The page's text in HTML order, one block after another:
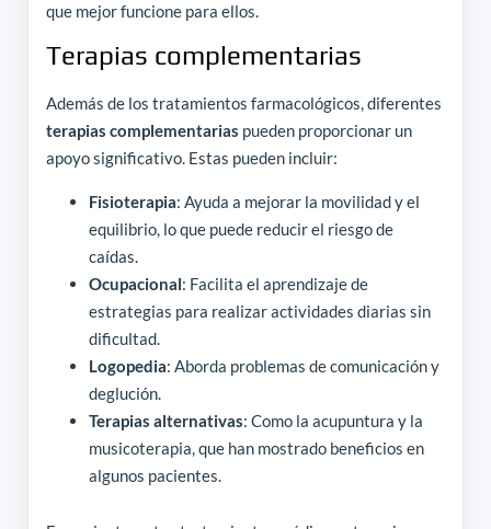
que mejor funcione para ellos.
Terapias complementarias
Además de los tratamientos farmacológicos, diferentes
terapias complementarias pueden proporcionar un
apoyo significativo. Estas pueden incluir:
Fisioterapia: Ayuda a mejorar la movilidad y el
equilibrio, lo que puede reducir el riesgo de
caídas.
Ocupacional: Facilita el aprendizaje de
estrategias para realizar actividades diarias sin
dificultad.
Logopedia: Aborda problemas de comunicación y
deglución.
Terapias alternativas: Como la acupuntura y la
musicoterapia, que han mostrado beneficios en
algunos pacientes.